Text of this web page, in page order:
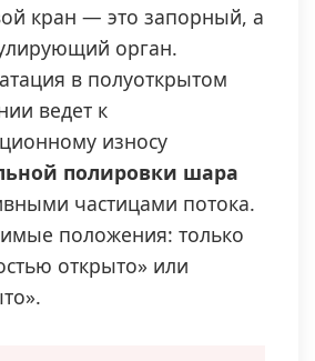
кран — это запорный, а
орган.
в полуоткрытом
ведет к
износу
полировки шара
частицами потока.
положения: только
открыто» или